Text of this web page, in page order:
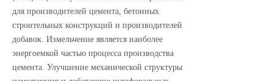
для производителей цемента, бетонных
строительных конструкций и производителей
добавок. Измельчение является наиболее
энергоемкой частью процесса производства
цемента. Улучшение механической структуры